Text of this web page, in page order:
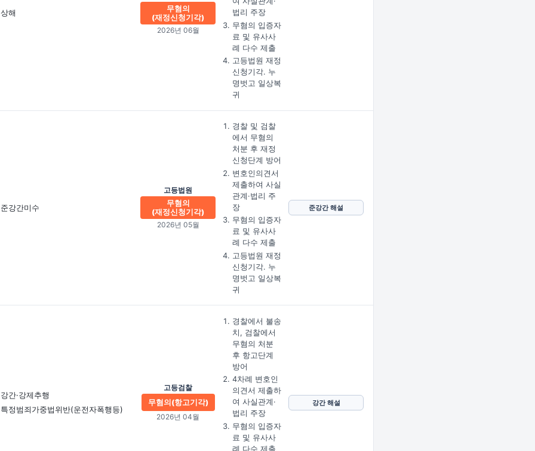
상해
무혐의
(재정신청기각)
2026년 06월
법리 주장
무혐의 입증자
료 및 유사사
례 다수 제출
고등법원 재정
신청기각. 누
명벗고 일상복
귀
준강간미수
고등법원
무혐의
(재정신청기각)
2026년 05월
경찰 및 검찰
에서 무혐의
처분 후 재정
신청단계 방어
변호인의견서
제출하여 사실
관계·법리 주
장
무혐의 입증자
료 및 유사사
례 다수 제출
고등법원 재정
신청기각. 누
명벗고 일상복
귀
준강간 해설
강간·강제추행
특정범죄가중법위반(운전자폭행등)
고등검찰
무혐의(항고기각)
2026년 04월
경찰에서 불송
치, 검찰에서
무혐의 처분
후 항고단계
방어
4차례 변호인
의견서 제출하
여 사실관계·
법리 주장
무혐의 입증자
료 및 유사사
례 다수 제출
강간 해설